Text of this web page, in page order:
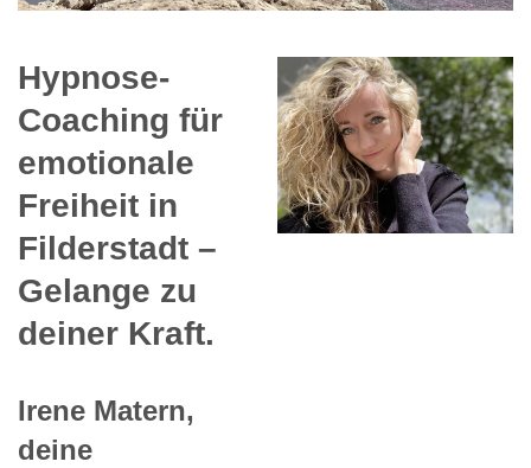
Hypnose-
Coaching für
emotionale
Freiheit in
Filderstadt –
Gelange zu
deiner Kraft.
Irene Matern,
deine